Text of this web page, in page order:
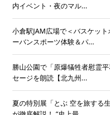
内イベント・夜のマル...
小倉駅JAM広場で＜バスケッ
ーバンスポーツ体験＆パ...
勝山公園で「原爆犠牲者慰霊
セージを朗読【北九州...
夏の特別展「とぶ 空を旅する